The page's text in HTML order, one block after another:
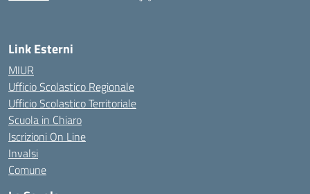
Link Esterni
MIUR
Ufficio Scolastico Regionale
Ufficio Scolastico Territoriale
Scuola in Chiaro
Iscrizioni On Line
Invalsi
Comune